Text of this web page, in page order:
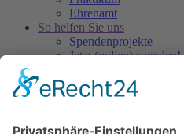
Ehrenamt
So helfen Sie uns
Spendenprojekte
Jetzt (online) spenden!
Über uns
Unsere Einrichtung
Ihr Weg zu uns